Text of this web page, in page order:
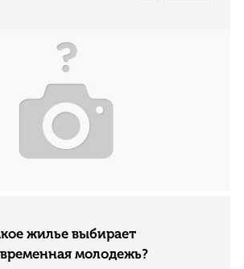
жилье выбирает
молодежь?